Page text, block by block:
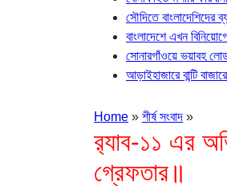
সৌদিতে বাংলাদেশিদের
বাংলাদেশে এখন
সোনারগাঁওয়ে ভয়াবহ
আড়াইহাজারে বান্টি
Home » শীর্ষ সংবাদ »
র‌্যাব-১১ এর
গ্রেফতার॥